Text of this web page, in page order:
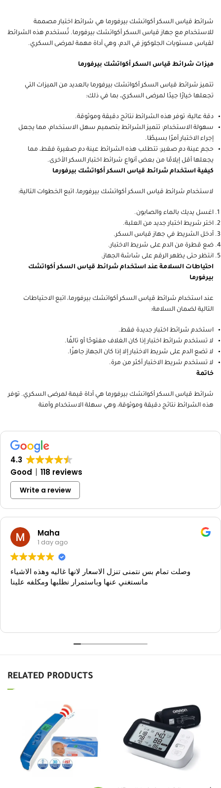
شرائط قياس السكر أكواتشك بيرفورما هي شرائط اختبار مصممة
للاستخدام مع جهاز قياس السكر أكواتشك بيرفورما. تُستخدم هذه الشرائط
لقياس مستويات الجلوكوز في الدم، وهي أداة مهمة لمرضى السكري.
ميزات شرائط قياس السكر أكواتشك بيرفورما
تتميز شرائط قياس السكر أكواتشك بيرفورما بالعديد من الميزات التي
تجعلها خيارًا جيدًا لمرضى السكري، بما في ذلك:
دقة عالية: توفر هذه الشرائط نتائج دقيقة وموثوقة.
سهولة الاستخدام: تتميز الشرائط بتصميم سهل الاستخدام، مما يجعل
إجراء الاختبار أمرًا بسيطًا.
حجم عينة دم صغير: تتطلب هذه الشرائط عينة دم صغيرة فقط، مما
يجعلها أقل إيلامًا من بعض أنواع شرائط اختبار السكر الأخرى.
كيفية استخدام شرائط قياس السكر أكواتشك بيرفورما
لاستخدام شرائط قياس السكر أكواتشك بيرفورما، اتبع الخطوات التالية:
اغسل يديك بالماء والصابون.
اختر شريط اختبار جديد من العلبة.
أدخل الشريط في جهاز قياس السكر.
ضع قطرة من الدم على شريط الاختبار.
انتظر حتى يظهر الرقم على شاشة الجهاز.
احتياطات السلامة عند استخدام شرائط قياس السكر أكواتشك
بيرفورما
عند استخدام شرائط قياس السكر أكواتشك بيرفورما، اتبع الاحتياطات
التالية لضمان السلامة:
استخدم شرائط اختبار جديدة فقط.
لا تستخدم شرائط اختبار إذا كان الغلاف مفتوحًا أو تالفًا.
لا تضع الدم على شريط الاختبار إلا إذا كان الجهاز جاهزًا.
لا تستخدم شريط الاختبار أكثر من مرة.
خاتمة
شرائط قياس السكر أكواتشك بيرفورما هي أداة قيمة لمرضى السكري. توفر
هذه الشرائط نتائج دقيقة وموثوقة، وهي سهلة الاستخدام وآمنة
4.3
Good
118 reviews
Write a review
Maha
1 day ago
وصلت تمام بس نتمنى تنزل الاسعار لانها غاليه وهذه الاشياء
مانستغني عنها وباستمرار نطلبها ومكلفه علينا
RELATED PRODUCTS